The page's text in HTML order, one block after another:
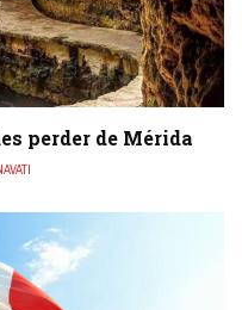
perder de Mérida